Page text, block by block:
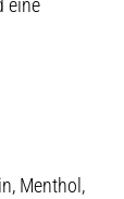
eine
Menthol,